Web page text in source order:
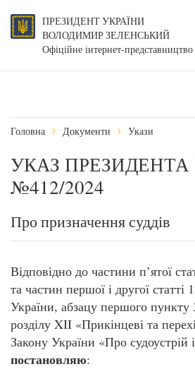
ПРЕЗИДЕНТ УКРАЇНИ
ВОЛОДИМИР ЗЕЛЕНСЬКИЙ
Офіційне інтернет-представництво
Головна Документи Укази
УКАЗ ПРЕЗИДЕНТА
№412/2024
Про призначення суддів
Відповідно до частини п’ятої
та частин першої і другої статті
України, абзацу першого пункту
розділу XII «Прикінцеві та
Закону України «Про судоустрій
постановляю: